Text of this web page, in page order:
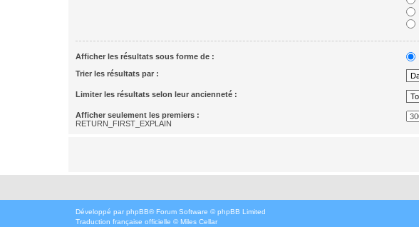
Afficher les résultats sous forme de :
Trier les résultats par :
Limiter les résultats selon leur ancienneté :
Afficher seulement les premiers :
RETURN_FIRST_EXPLAIN
Développé par phpBB® Forum Software © phpBB Limited
Traduction française officielle ©Miles Cellar